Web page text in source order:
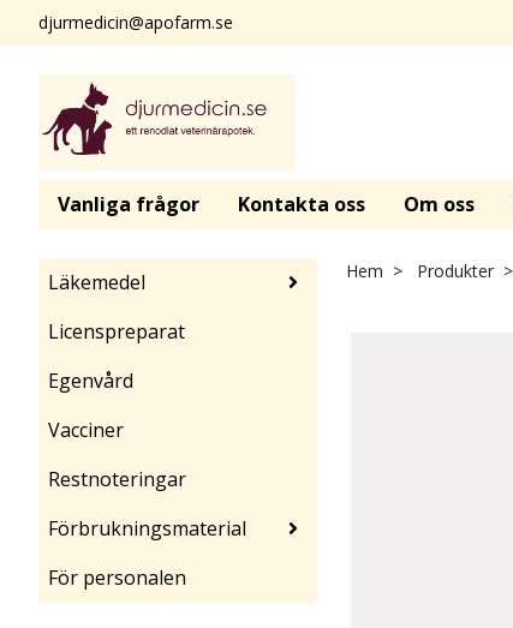
djurmedicin@apofarm.se
Vanliga frågor Kontakta oss Om oss
Läkemedel
Licenspreparat
Egenvård
Vacciner
Restnoteringar
Förbrukningsmaterial
För personalen
Hem Produkter